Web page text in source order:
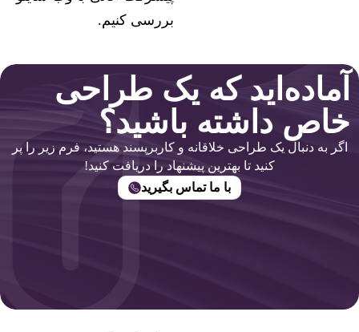
بررسی کنیم.
آماده‌اید که یک طراحی
خاص داشته باشید؟
اگر به دنبال یک طراحی خلاقانه و کاربرپسند هستید، فرم زیر را پر
کنید تا بهترین پیشنهاد را دریافت کنید!
با ما تماس بگیرید